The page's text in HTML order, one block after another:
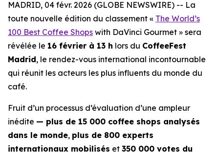
MADRID, 04 févr. 2026 (GLOBE NEWSWIRE) -- La
toute nouvelle édition du classement « The World’s
100 Best Coffee Shops with DaVinci Gourmet » sera
révélée le 16 février à 13 h lors du CoffeeFest
Madrid, le rendez-vous international incontournable
qui réunit les acteurs les plus influents du monde du
café.
Fruit d’un processus d’évaluation d’une ampleur
inédite — plus de 15 000 coffee shops analysés
dans le monde, plus de 800 experts
internationaux mobilisés et 350 000 votes du